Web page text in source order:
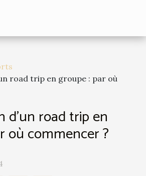
road trip en groupe : par où
d'un road trip en
où commencer ?